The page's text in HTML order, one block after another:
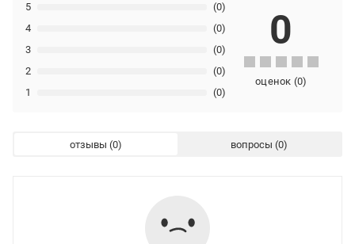
1 (0)
2 (0)
3 (0)
4 (0)
5 (0)
0
оценок (0)
отзывы вопросы